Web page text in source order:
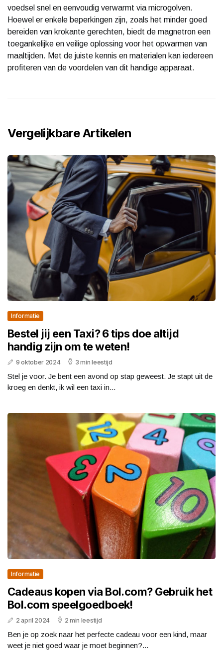
voedsel snel en eenvoudig verwarmt via microgolven.
Hoewel er enkele beperkingen zijn, zoals het minder goed
bereiden van krokante gerechten, biedt de magnetron een
toegankelijke en veilige oplossing voor het opwarmen van
maaltijden. Met de juiste kennis en materialen kan iedereen
profiteren van de voordelen van dit handige apparaat.
Vergelijkbare Artikelen
Informatie
Bestel jij een Taxi? 6 tips doe altijd
handig zijn om te weten!
9 oktober 2024 3 min leestijd
Stel je voor. Je bent een avond op stap geweest. Je stapt uit de
kroeg en denkt, ik wil een taxi in...
Informatie
Cadeaus kopen via Bol.com? Gebruik het
Bol.com speelgoedboek!
2 april 2024 2 min leestijd
Ben je op zoek naar het perfecte cadeau voor een kind, maar
weet je niet goed waar je moet beginnen?...